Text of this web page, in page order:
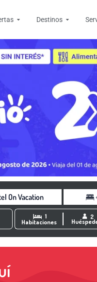
Open Ofertas
Destinos Open
On Vacation
1
Habitaciones
2